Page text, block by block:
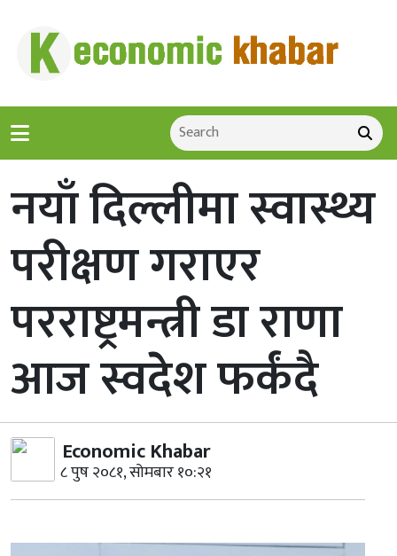
नयाँ दिल्लीमा स्वास्थ्य
परीक्षण गराएर
परराष्ट्रमन्त्री डा राणा
आज स्वदेश फर्कंदै
Economic Khabar
८ पुष २०८१, सोमबार १०:२१